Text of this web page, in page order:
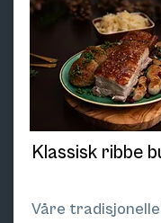
Klassisk ribbe
Våre